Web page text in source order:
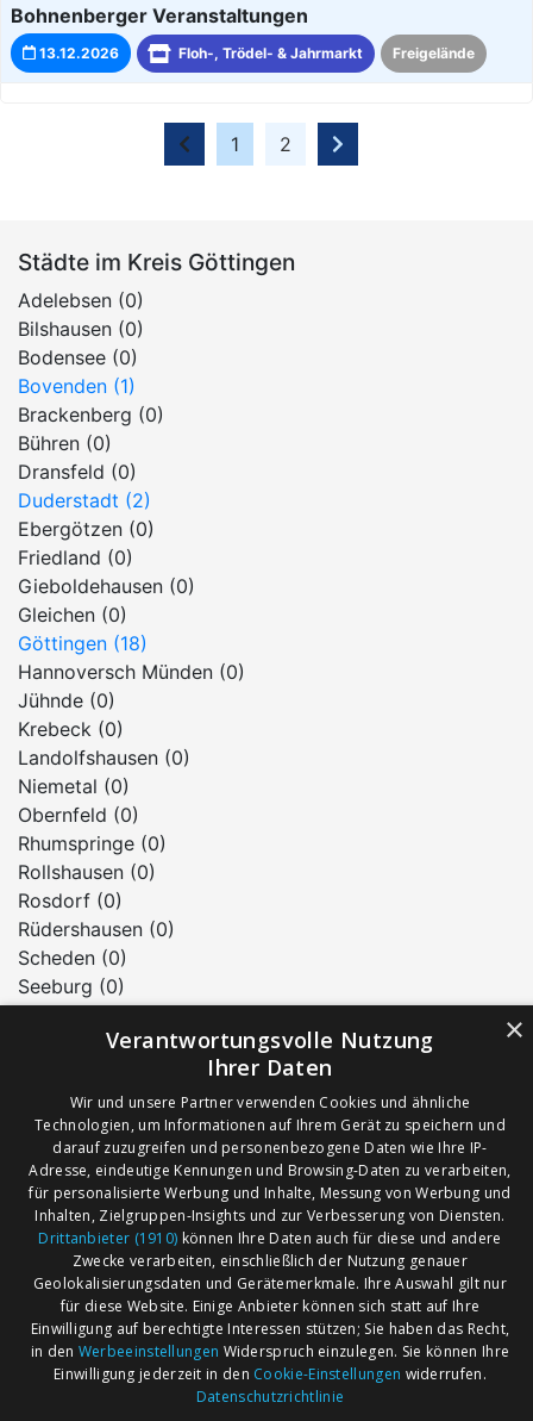
Bohnenberger Veranstaltungen
13.12.2026 Floh-, Trödel- & Jahrmarkt Freigelände
1 2
Städte im Kreis Göttingen
Adelebsen (0)
Bilshausen (0)
Bodensee (0)
Bovenden (1)
Brackenberg (0)
Bühren (0)
Dransfeld (0)
Duderstadt (2)
Ebergötzen (0)
Friedland (0)
Gieboldehausen (0)
Gleichen (0)
Göttingen (18)
Hannoversch Münden (0)
Jühnde (0)
Krebeck (0)
Landolfshausen (0)
Niemetal (0)
Obernfeld (0)
Rhumspringe (0)
Rollshausen (0)
Rosdorf (0)
Rüdershausen (0)
Scheden (0)
Seeburg (0)
Staufenberg (1)
Wollbrandshausen (0)
Wollershausen (0)
AGB
Impressum
Datenschutz
Kontakt
Werben bei marktcom
Märkte nach Bundesländern
Märkte nach PLZ
Märkte nach Umkreis
Flohmarkt
×
Verantwortungsvolle Nutzung
Ihrer Daten
Wir und unsere Partner verwenden Cookies und ähnliche
Technologien, um Informationen auf Ihrem Gerät zu speichern und
darauf zuzugreifen und personenbezogene Daten wie Ihre IP-
Adresse, eindeutige Kennungen und Browsing-Daten zu verarbeiten,
für personalisierte Werbung und Inhalte, Messung von Werbung und
Inhalten, Zielgruppen-Insights und zur Verbesserung von Diensten.
Drittanbieter (1910) können Ihre Daten auch für diese und andere
Zwecke verarbeiten, einschließlich der Nutzung genauer
Geolokalisierungsdaten und Gerätemerkmale. Ihre Auswahl gilt nur
für diese Website. Einige Anbieter können sich statt auf Ihre
Einwilligung auf berechtigte Interessen stützen; Sie haben das Recht,
in den Werbeeinstellungen Widerspruch einzulegen. Sie können Ihre
Einwilligung jederzeit in den Cookie-Einstellungen widerrufen.
Datenschutzrichtlinie